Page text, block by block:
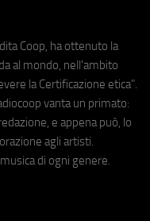
Coop, ha ottenuto la
al mondo, nell'ambito
la Certificazione etica".
vanta un primato:
e appena può, lo
agli artisti.
di ogni genere.